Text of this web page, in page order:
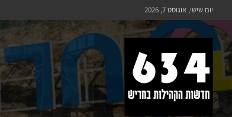
יום שישי, אוגוסט 7, 2026